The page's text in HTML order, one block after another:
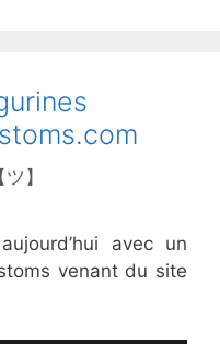
】
avec un
venant du site